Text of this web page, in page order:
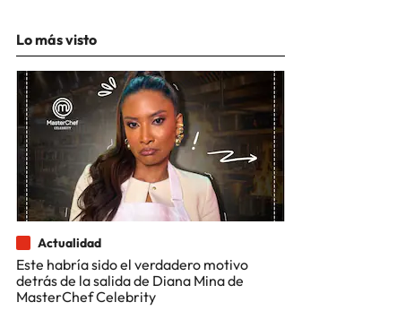
Lo más visto
Actualidad
Este habría sido el verdadero motivo
detrás de la salida de Diana Mina de
MasterChef Celebrity